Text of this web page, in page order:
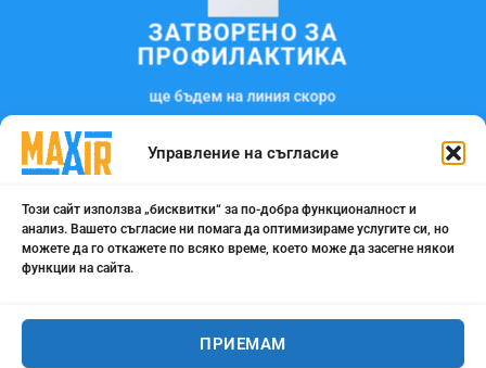
Управление на съгласие
Този сайт използва „бисквитки“ за по-добра функционалност и
анализ. Вашето съгласие ни помага да оптимизираме услугите си, но
можете да го откажете по всяко време, което може да засегне някои
функции на сайта.
ПРИЕМАМ
ЗАТВОРЕНО ЗА
ПРОФИЛАКТИКА
ще бъдем на линия скоро